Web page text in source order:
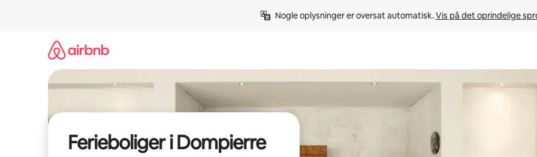
Nogle oplysninger er oversat automatisk. Vis på det oprindelige
Ferieboliger i Dompierre